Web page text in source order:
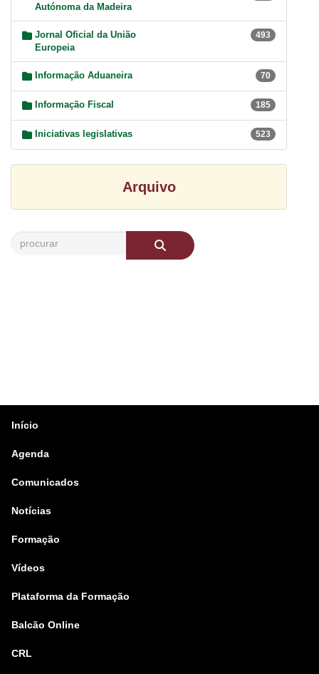
Autónoma da Madeira
Jornal Oficial da União
Europeia
493
Informação Aduaneira 70
Informação Fiscal 185
Iniciativas legislativas 523
Arquivo
Início
Agenda
Comunicados
Notícias
Formação
Vídeos
Plataforma da Formação
Balcão Online
CRL